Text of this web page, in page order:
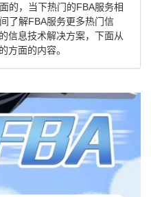
的，当下热门的FBA服务相
了解FBA服务更多热门信
信息技术解决方案，下面从
方面的内容。